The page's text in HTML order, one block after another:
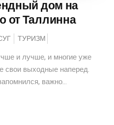
дом на
от Таллинна
ТУРИЗМ
и лучше, и многие уже
свои выходные наперед.
важно...